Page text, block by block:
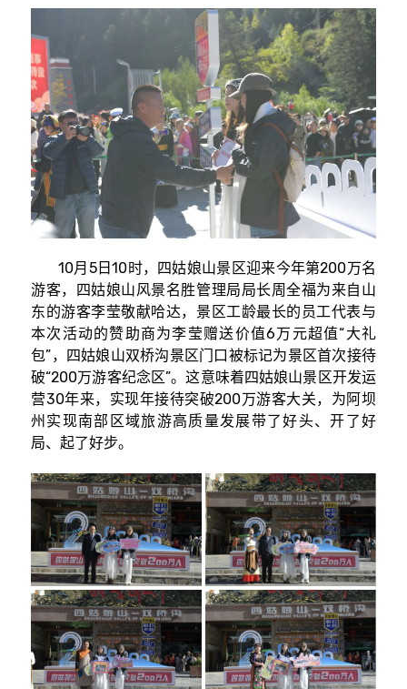
10月5日10时，四姑娘山景区迎来今年第200万名
游客，四姑娘山风景名胜管理局局长周全福为来自山
东的游客李莹敬献哈达，景区工龄最长的员工代表与
本次活动的赞助商为李莹赠送价值6万元超值“大礼
包”，四姑娘山双桥沟景区门口被标记为景区首次接待
破“200万游客纪念区”。这意味着四姑娘山景区开发运
营30年来，实现年接待突破200万游客大关，为阿坝
州实现南部区域旅游高质量发展带了好头、开了好
局、起了好步。